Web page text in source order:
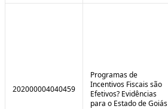
202000004040459
Programas de
Incentivos Fiscais são
Efetivos? Evidências
para o Estado de Goiás